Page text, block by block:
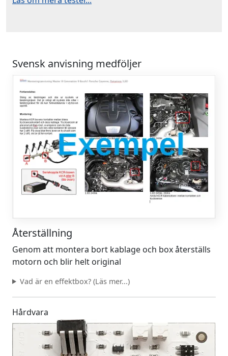
Svensk anvisning medföljer
Återställning
Genom att montera bort kablage och box återställs
motorn och blir helt original
Vad är en effektbox? (Läs mer...)
Hårdvara